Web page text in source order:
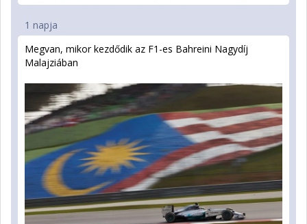
1 napja
Megvan, mikor kezdődik az F1-es Bahreini Nagydíj
Malajziában